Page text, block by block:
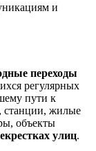
и
переходы
регулярных
пути к
станции, жилые
объекты
улиц.